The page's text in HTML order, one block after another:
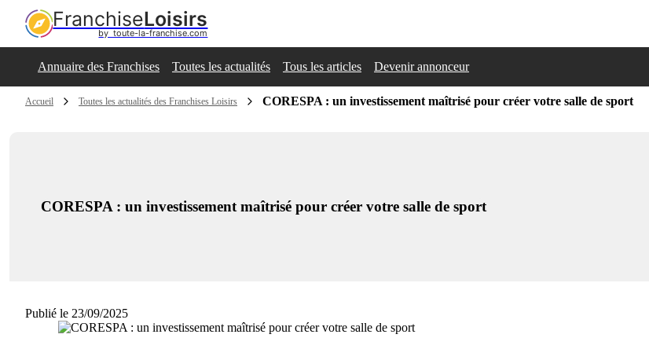
FranchiseLoisirs
by  toute-la-franchise.com
Annuaire des Franchises Toutes les actualités Tous les articles Devenir annonceur
Accueil Toutes les actualités des Franchises Loisirs CORESPA : un investissement maîtrisé pour créer votre salle de sport
CORESPA : un investissement maîtrisé pour créer votre salle de sport
Publié le 23/09/2025